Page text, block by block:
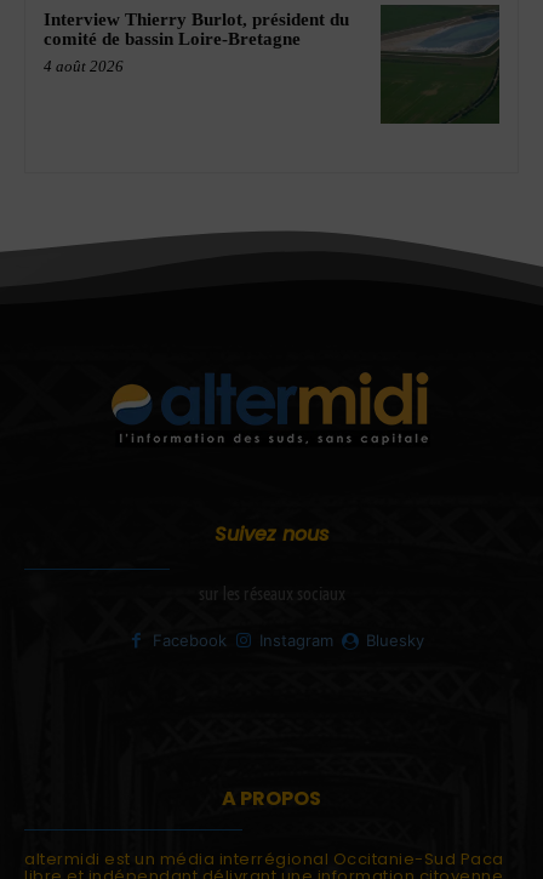
Interview Thierry Burlot, président du
comité de bassin Loire-Bretagne
4 août 2026
Suivez nous
sur les réseaux sociaux
Facebook Instagram Bluesky
A PROPOS
altermidi est un média interrégional Occitanie-Sud Paca